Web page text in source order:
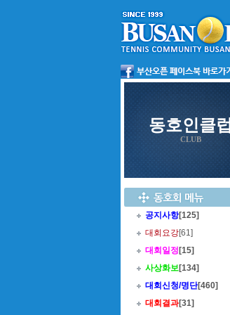
동호인클럽
CLUB
공지사항[125]
대회요강[61]
대회일정 [15]
사상화보[134]
대회신청/명단[460]
대회결과[31]